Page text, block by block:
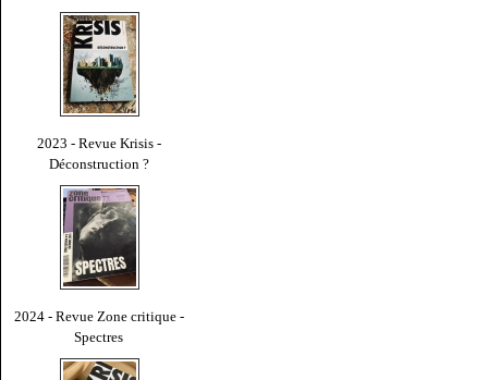
2023 - Revue Krisis -
Déconstruction ?
2024 - Revue Zone critique -
Spectres